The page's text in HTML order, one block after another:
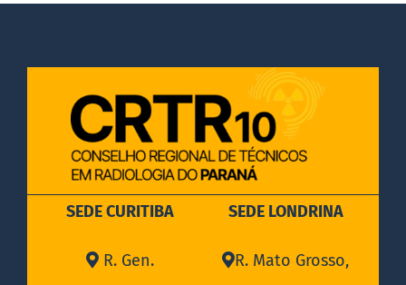
SEDE CURITIBA
R. Gen.
SEDE LONDRINA
R. Mato Grosso,